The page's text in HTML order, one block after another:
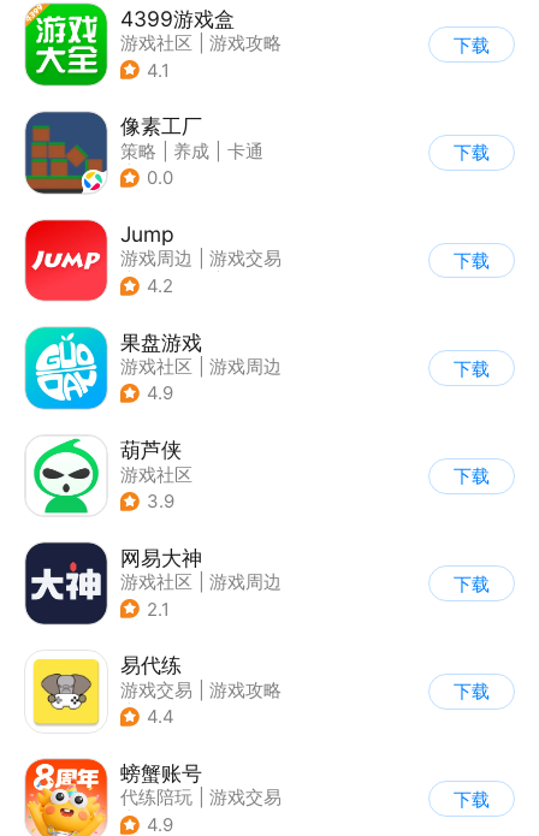
4399游戏盒
游戏社区
游戏攻略
4.1
下载
像素工厂
策略 养成
卡通
| 62游戏
0.0
下载
Jump
游戏周边
游戏交易
| 游戏社区
4.2
下载
果盘游戏
游戏社区
游戏周边
4.9
下载
葫芦侠
游戏社区
3.9
下载
网易大神
游戏社区
游戏周边
2.1
下载
易代练
游戏交易
游戏攻略
| 游戏社区
4.4
下载
螃蟹账号
代练陪玩
游戏交易
| 游戏社区
4.9
下载